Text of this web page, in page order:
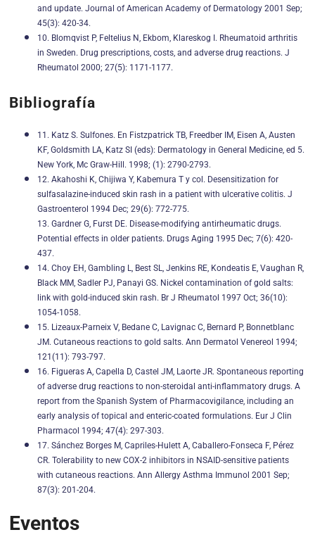
and update. Journal of American Academy of Dermatology 2001 Sep;
45(3): 420-34.
10. Blomqvist P, Feltelius N, Ekbom, Klareskog I. Rheumatoid arthritis
in Sweden. Drug prescriptions, costs, and adverse drug reactions. J
Rheumatol 2000; 27(5): 1171-1177.
Bibliografía
11. Katz S. Sulfones. En Fistzpatrick TB, Freedber IM, Eisen A, Austen
KF, Goldsmith LA, Katz SI (eds): Dermatology in General Medicine, ed 5.
New York, Mc Graw-Hill. 1998; (1): 2790-2793.
12. Akahoshi K, Chijiwa Y, Kabemura T y col. Desensitization for
sulfasalazine-induced skin rash in a patient with ulcerative colitis. J
Gastroenterol 1994 Dec; 29(6): 772-775.
13. Gardner G, Furst DE. Disease-modifying antirheumatic drugs.
Potential effects in older patients. Drugs Aging 1995 Dec; 7(6): 420-
437.
14. Choy EH, Gambling L, Best SL, Jenkins RE, Kondeatis E, Vaughan R,
Black MM, Sadler PJ, Panayi GS. Nickel contamination of gold salts:
link with gold-induced skin rash. Br J Rheumatol 1997 Oct; 36(10):
1054-1058.
15. Lizeaux-Parneix V, Bedane C, Lavignac C, Bernard P, Bonnetblanc
JM. Cutaneous reactions to gold salts. Ann Dermatol Venereol 1994;
121(11): 793-797.
16. Figueras A, Capella D, Castel JM, Laorte JR. Spontaneous reporting
of adverse drug reactions to non-steroidal anti-inflammatory drugs. A
report from the Spanish System of Pharmacovigilance, including an
early analysis of topical and enteric-coated formulations. Eur J Clin
Pharmacol 1994; 47(4): 297-303.
17. Sánchez Borges M, Capriles-Hulett A, Caballero-Fonseca F, Pérez
CR. Tolerability to new COX-2 inhibitors in NSAID-sensitive patients
with cutaneous reactions. Ann Allergy Asthma Immunol 2001 Sep;
87(3): 201-204.
Eventos